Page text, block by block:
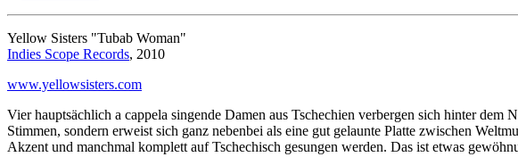
Yellow Sisters "Tubab Woman"
Indies Scope Records, 2010
www.yellowsisters.com
Vier hauptsächlich a cappela singende Damen aus Tschechien verbergen sich hinter
Stimmen, sondern erweist sich ganz nebenbei als eine gut gelaunte Platte zwischen
Akzent und manchmal komplett auf Tschechisch gesungen werden. Das ist etwas